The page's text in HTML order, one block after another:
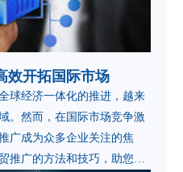
效开拓国际市场
球经济一体化的推进，越来
。然而，在国际市场竞争激
广成为众多企业关注的焦
推广的方法和技巧，助您高